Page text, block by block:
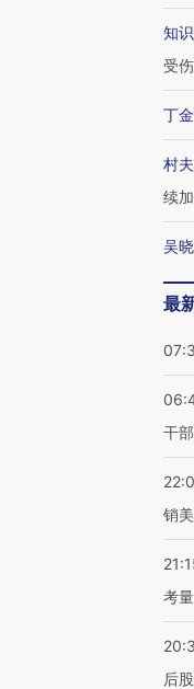
知
受伤
丁
村
续
吴
最
干
销
考
后